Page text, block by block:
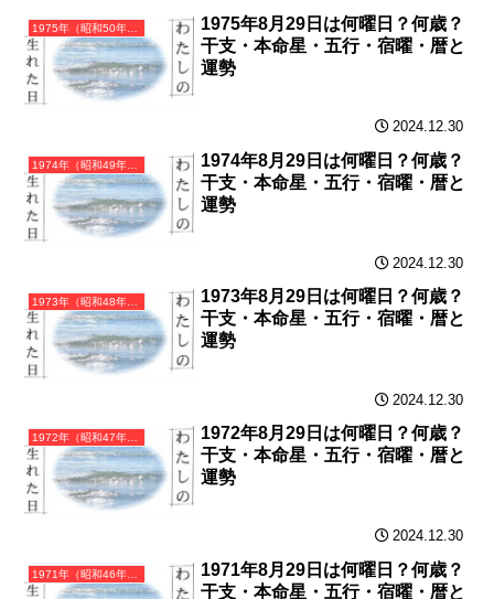
1975年（昭和50年）乙卯（きのとう）・卯年（うさぎ年）カレンダー（月曜はじまり）
1975年8月29日は何曜日？何歳？
干支・本命星・五行・宿曜・暦と
運勢
2024.12.30
1974年（昭和49年）甲寅（きのえとら）・寅年（とら年）カレンダー（月曜はじまり）
1974年8月29日は何曜日？何歳？
干支・本命星・五行・宿曜・暦と
運勢
2024.12.30
1973年（昭和48年）癸丑（みずのとうし）・丑年（うし年）カレンダー（月曜はじまり）
1973年8月29日は何曜日？何歳？
干支・本命星・五行・宿曜・暦と
運勢
2024.12.30
1972年（昭和47年）壬子（みずのえね）・子年（ねずみ年）カレンダー（月曜はじまり）
1972年8月29日は何曜日？何歳？
干支・本命星・五行・宿曜・暦と
運勢
2024.12.30
1971年（昭和46年）辛亥（かのとい）・亥年（いのしし年）カレンダー（月曜はじまり）
1971年8月29日は何曜日？何歳？
干支・本命星・五行・宿曜・暦と